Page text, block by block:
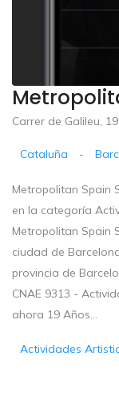
Carrer de Galileu,
Cataluña -
Metropolitan Spain
en la categoría
Metropolitan Spain
ciudad de
provincia de
CNAE 9313 -
ahora 19 Años...
Actividades